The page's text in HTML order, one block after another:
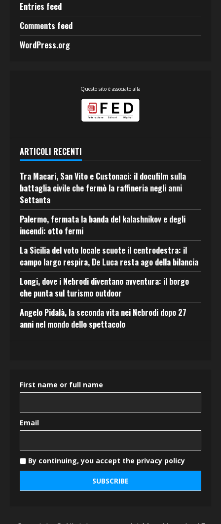
Entries feed
Comments feed
WordPress.org
Questo sito è associato alla
ARTICOLI RECENTI
Tra Macari, San Vito e Custonaci: il docufilm sulla
battaglia civile che fermò la raffineria negli anni
Settanta
Palermo, fermata la banda del kalashnikov e degli
incendi: otto fermi
La Sicilia del voto locale scuote il centrodestra: il
campo largo respira, De Luca resta ago della bilancia
Longi, dove i Nebrodi diventano avventura: il borgo
che punta sul turismo outdoor
Angelo Pidalà, la seconda vita nei Nebrodi dopo 27
anni nel mondo dello spettacolo
First name or full name
Email
By continuing, you accept the privacy policy